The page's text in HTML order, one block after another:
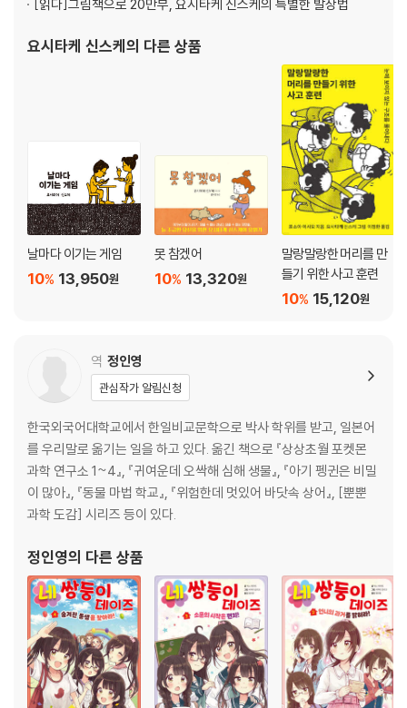
· 방 청소에 소질이 없어요 80
· 아이, 반려동물, 반려식물……. 아무것도 키우지 않는데 괜찮을까요? 86
· 말 주변이 없어서 남들과 대화를 이어 가지 못해요 88
· 아이가 몇 살이냐고 물어서, 열 살이나 어리게 나이를 속였어요 90
· 싫증을 잘 내요 92
· SNS가 너무 재미있어서 끊을 수 없어요 94
· 어느 날, 제 얼굴에서도 냄새가 난다는 사실을 깨닫고 충격받았어요 96
· 월급을 받는 족족 다 써 버려서 돈을 못 모으고 있어요 98
· 졸음을 참는 법을 알려 주세요! 100
· 하는 일마다 잘 안 풀려서 매사에 자신이 없어요 102
· 발렌타인데이가 정말 싫어요. 없어졌으면 좋겠습니다 104
· 치아 교정을 하고 싶은데 좀 귀찮아요 110
[가메오카 어린이 신문]은 어떻게 만들어질까? 112
4장 어른이 되어도 아직 모르는 것이 많습니다
· 요즘 젊은 사람들의 사고방식을 이해할 수가 없습니다 116
· 앞으로 세상이 어떻게 변할까요? 118
· 쩝쩝 소리를 내며 밥을 먹는 친구가 있어요 120
· 다른 지방 사람들은 제가 쓰는 말이 낯간지럽고 나긋나긋하게 들린다는
· 나이 많은 부하 직원을 어떻게 대해야 할까요? 124
· “몇 살처럼 보여요?” 같은 질문은 세상에서 사라졌으면 좋겠어요! 126
· 어른과 아이, 어느 쪽이 더 좋을까요? 128
· 행복이란 무엇일까요· 잘 모르겠어요 130
· 신입 사원들이 회사를 오래 다니게 하려면 어떻게 해야 될까요? 132
· 우리는 왜 태어났을까요? 134
· 어린이 기자 여러분은 언제 ‘살아 있구나!’ 하고 느끼나요? 136
[읽다]그림책으로 20만부, 요시타케 신스케의 특별한 발상법
요시타케 신스케 의 다른 상품
날마다 이기는 게임
13,950원
10%
못 참겠어
13,320원
10%
말랑말랑한 머리를 만
들기 위한 사고 훈련
15,120원
10%
역 정인영
관심작가 알림신청
한국외국어대학교에서 한일비교문학으로 박사 학위를 받고, 일본어
를 우리말로 옮기는 일을 하고 있다. 옮긴 책으로 『상상초월 포켓몬
과학 연구소 1~4』, 『귀여운데 오싹해 심해 생물』, 『아기 펭귄은 비밀
이 많아』, 『동물 마법 학교』, 『위험한데 멋있어 바닷속 상어』, [뿐뿐
과학 도감] 시리즈 등이 있다.
정인영의 다른 상품